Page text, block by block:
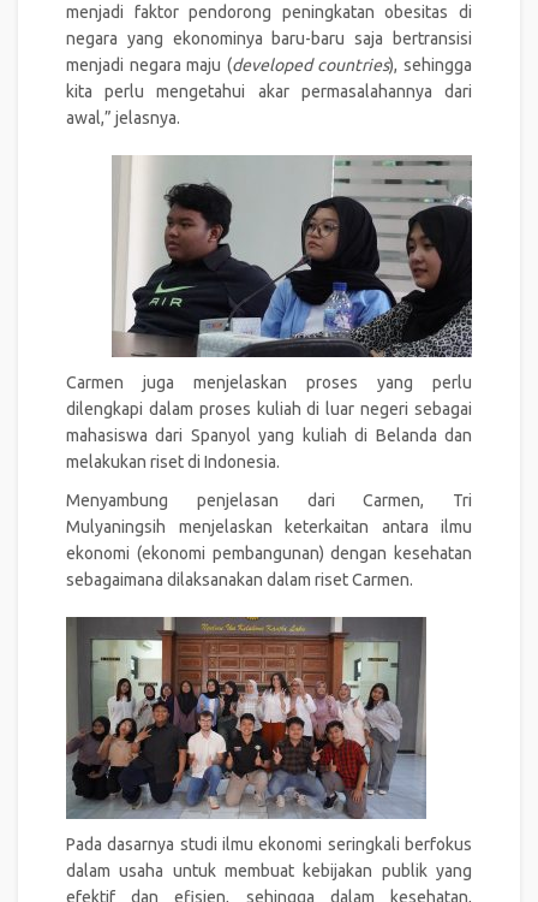
menjadi faktor pendorong peningkatan obesitas di
negara yang ekonominya baru-baru saja bertransisi
menjadi negara maju (developed countries), sehingga
kita perlu mengetahui akar permasalahannya dari
awal,” jelasnya.
Carmen juga menjelaskan proses yang perlu
dilengkapi dalam proses kuliah di luar negeri sebagai
mahasiswa dari Spanyol yang kuliah di Belanda dan
melakukan riset di Indonesia.
Menyambung penjelasan dari Carmen, Tri
Mulyaningsih menjelaskan keterkaitan antara ilmu
ekonomi (ekonomi pembangunan) dengan kesehatan
sebagaimana dilaksanakan dalam riset Carmen.
Pada dasarnya studi ilmu ekonomi seringkali berfokus
dalam usaha untuk membuat kebijakan publik yang
efektif dan efisien, sehingga dalam kesehatan,